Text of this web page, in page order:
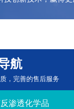
航
，完善的售后服务
渗透化学品